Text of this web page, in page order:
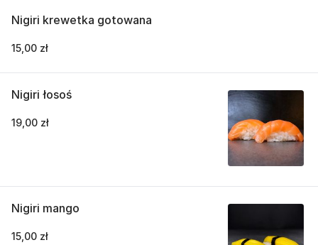
Nigiri krewetka gotowana
15,00 zł
Nigiri łosoś
19,00 zł
Nigiri mango
15,00 zł